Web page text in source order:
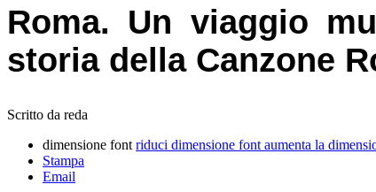
Roma. Un viaggio
storia della Canzone
Scritto da reda
dimensione font riduci dimensione font aumenta la
Stampa
Email